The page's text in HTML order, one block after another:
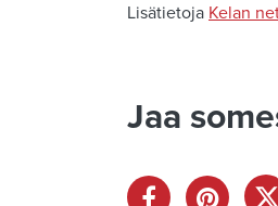
Lisätietoja Kelan
Jaa